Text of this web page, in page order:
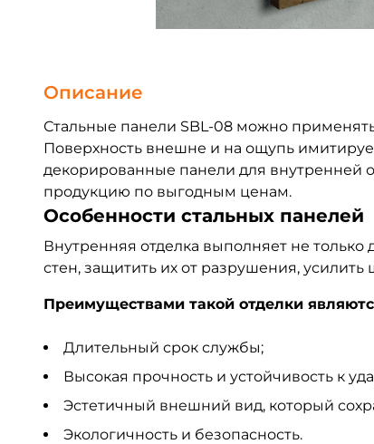
Описание
Стальные панели SBL-08 можно
Поверхность внешне и на ощупь
декорированные панели для внутренней
продукцию по выгодным ценам.
Особенности стальных панелей
Внутренняя отделка выполняет не
стен, защитить их от разрушения,
Преимуществами такой отделки
Длительный срок службы;
Высокая прочность и устойчивость к
Эстетичный внешний вид, который
Экологичность и безопасность.